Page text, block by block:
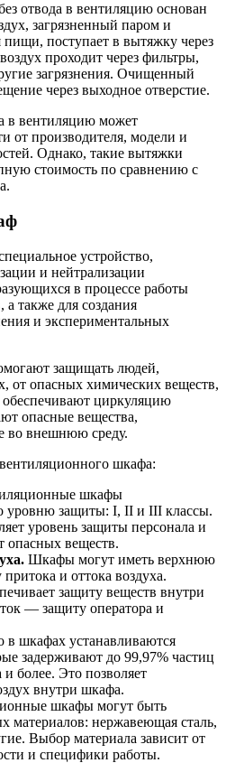
отвода в вентиляцию основан
загрязненный паром и
пищи, поступает в вытяжку через
проходит через фильтры,
загрязнения. Очищенный
через выходное отверстие.
в вентиляцию может
от производителя, модели и
Однако, такие вытяжки
стоимость по сравнению с
устройство,
и нейтрализации
в процессе работы
а также для создания
и экспериментальных
защищать людей,
от опасных химических веществ,
циркуляцию
опасные вещества,
во внешнюю среду.
шкафа:
шкафы
уровню защиты: I, II и III классы.
уровень защиты персонала и
опасных веществ.
Шкафы могут иметь верхнюю
и оттока воздуха.
защиту веществ внутри
— защиту оператора и
в шкафах устанавливаются
задерживают до 99,97% частиц
более. Это позволяет
внутри шкафа.
шкафы могут быть
материалов: нержавеющая сталь,
Выбор материала зависит от
и специфики работы.